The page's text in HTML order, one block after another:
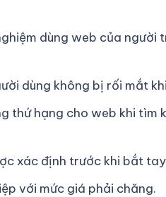
dùng web của người
dùng không bị rối mắt
thứ hạng cho web khi tìm
xác định trước khi bắt
với mức giá phải chăng.